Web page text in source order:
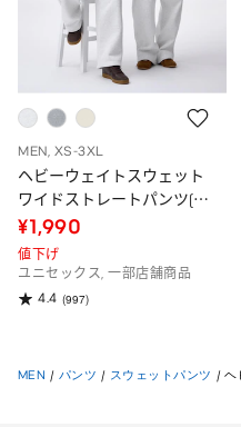
MEN, XS-3XL
ヘビーウェイトスウェット
ワイドストレートパンツ(丈
標準69.0～73.0cm)
¥1,990
値下げ
ユニセックス, 一部店舗商品
4.4 (997)
MEN / パンツ / スウェットパンツ / ヘ